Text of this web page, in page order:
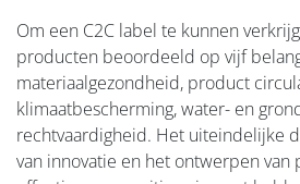
Om een C2C label te kunnen
producten beoordeeld op vijf
materiaalgezondheid, product
klimaatbescherming, water- en
rechtvaardigheid. Het uiteindelijke
van innovatie en het ontwerpen